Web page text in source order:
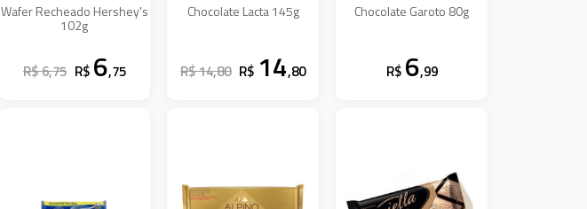
Wafer Recheado Hershey's
102g
R$ 6,75 R$ 6,75
Chocolate Lacta 145g
R$ 14,80 R$ 14,80
Chocolate Garoto 80g
R$ 6,99